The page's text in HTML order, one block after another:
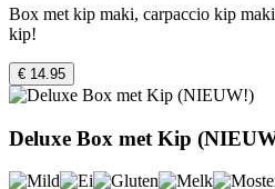
Box met kip maki, carpaccio kip
kip!
€ 14.95
Deluxe Box met Kip